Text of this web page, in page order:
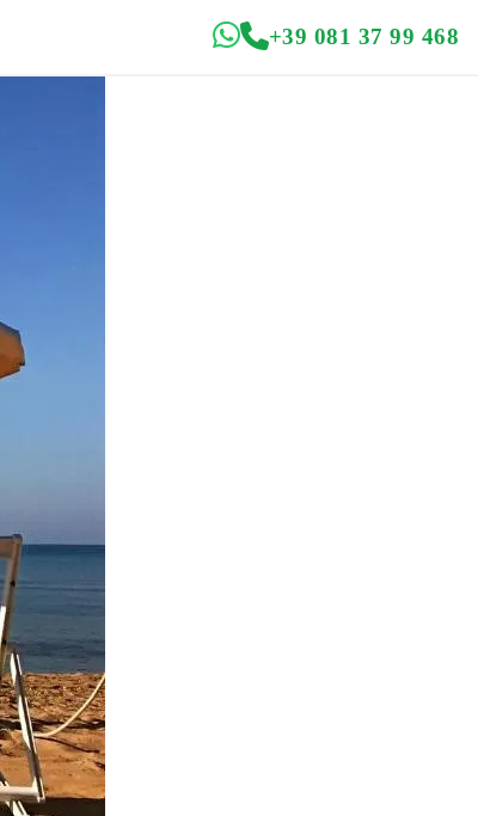
+39 081 37 99 468